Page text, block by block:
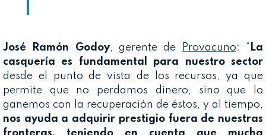
José Ramón Godoy, gerente de Provacuno: “
La
casquería es fundamental para nuestro sector
desde el punto de vista de los recursos, ya que
permite que no perdamos dinero, sino que lo
ganemos con la recuperación de éstos, y al tiempo,
nos ayuda a adquirir prestigio fuera de nuestras